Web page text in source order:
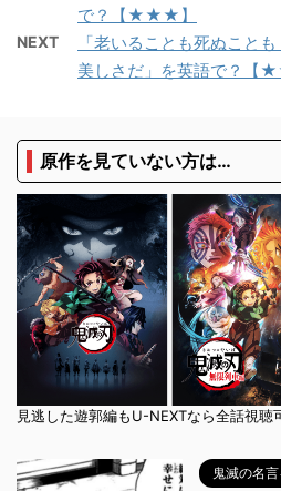
で？【★★★】
NEXT
「老いることも死ぬこと
美しさだ」を英語で？【
原作を見ていない方は…
見逃した遊郭編もU-NEXTなら全話視聴
鬼滅の名言